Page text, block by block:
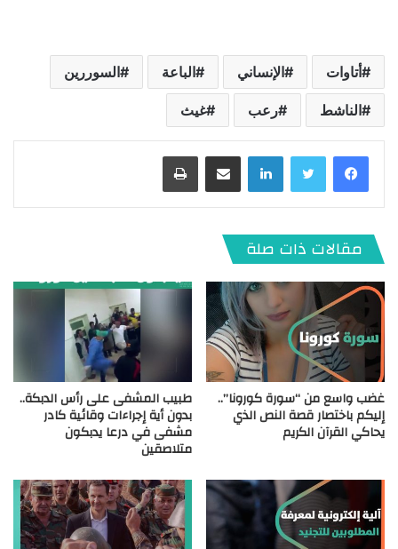
أتاوات الإنساني الباعة السوررين
الناشط رعب غيث
لينكدإن
مقالات ذات صلة
غضب واسع من “سورة كورونا”..
إليكم باختصار قصة النص الذي
يحاكي القرآن الكريم
طبيب المشفى على رأس الدبكة..
بدون أية إجراءات وقائية كادر
مشفى في درعا يدبكون
متلاصقين